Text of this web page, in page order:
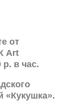
от
Art
в час.
«Кукушка».